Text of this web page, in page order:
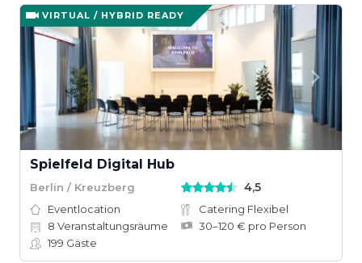
VIRTUAL / HYBRID READY
Spielfeld Digital Hub
Berlin / Kreuzberg 4,5
Eventlocation
Catering Flexibel
8 Veranstaltungsräume
30–120 € pro Person
199 Gäste